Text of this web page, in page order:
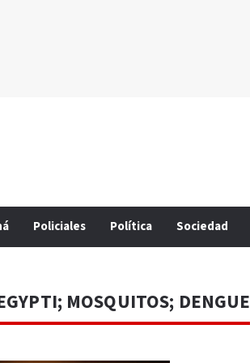
Policiales Política Sociedad
MOSQUITOS; DENGUE